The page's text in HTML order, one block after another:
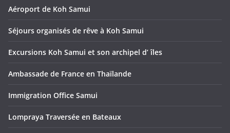
Aéroport de Koh Samui
Séjours organisés de rêve à Koh Samui
Excursions Koh Samui et son archipel d’ îles
Ambassade de France en Thaïlande
Immigration Office Samui
Lompraya Traversée en Bateaux